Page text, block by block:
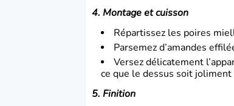
4. Montage et cuisson
Répartissez les poires
Parsemez d’amandes
Versez délicatement
ce que le dessus soit
5. Finition